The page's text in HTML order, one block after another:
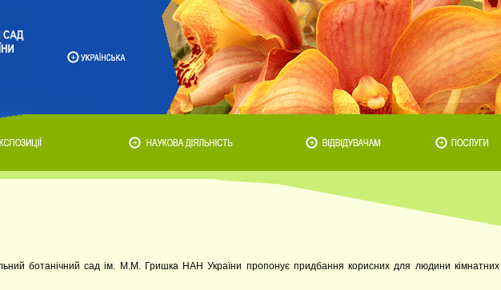
ботанічний сад ім. М.М. Гришка НАН України пропонує придбання корисних для людини кімнатних